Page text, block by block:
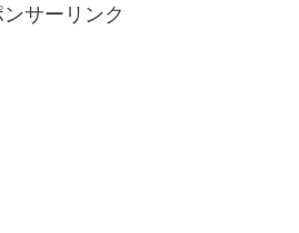
サーリンク